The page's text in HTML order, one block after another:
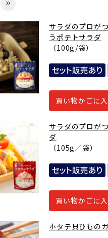
サラダのプロが
うポテトサラダ
（100g/袋）
買い物かごに
サラダのプロが
ダ
（105g／袋）
買い物かごに
ホタテ貝ひもの